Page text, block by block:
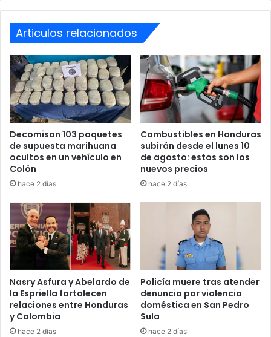
Articulos relacionados
Decomisan 103 paquetes
de supuesta marihuana
ocultos en un vehículo en
Colón
hace 2 días
Combustibles en Honduras
subirán desde el lunes 10
de agosto: estos son los
nuevos precios
hace 2 días
Nasry Asfura y Abelardo de
la Espriella fortalecen
relaciones entre Honduras
y Colombia
hace 2 días
Policía muere tras atender
denuncia por violencia
doméstica en San Pedro
Sula
hace 2 días